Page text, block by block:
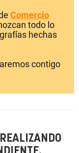
Comercio
todo lo
hechas
contigo